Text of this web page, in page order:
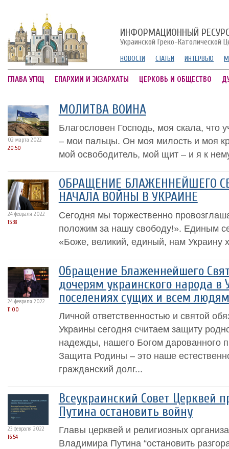
ИНФОРМАЦИОННЫЙ
Украинской Греко-Католической
НОВОСТИ СТАТЬИ ИНТЕРВЬЮ
ГЛАВА УГКЦ ЕПАРХИИ И ЭКЗАРХАТЫ ЦЕРКОВЬ И ОБЩЕСТВО
02 марта 2022
20:50
МОЛИТВА ВОИНА
Благословен Господь, моя скала, что
– мои пальцы. Он моя милость и моя
мой освободитель, мой щит – и я к
24 февраля 2022
15:38
ОБРАЩЕНИЕ БЛАЖЕННЕЙШЕГО
НАЧАЛА ВОЙНЫ В УКРАИНЕ
Сегодня мы торжественно
положим за нашу свободу!». Единым
«Боже, великий, единый, нам Украину
24 февраля 2022
11:00
Обращение Блаженнейшего
дочерям украинского народа в
поселениях сущих и всем
Личной ответственностью и святой
Украины сегодня считаем защиту
надежды, нашего Богом дарованного
Защита Родины – это наше
гражданский долг...
23 февраля 2022
16:54
Всеукраинский Совет Церквей
Путина остановить войну
Главы церквей и религиозных
Владимира Путина “остановить